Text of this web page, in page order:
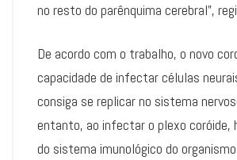
no resto do parênquima cerebral”,
De acordo com o trabalho, o novo
capacidade de infectar células
consiga se replicar no sistema
entanto, ao infectar o plexo coróide,
do sistema imunológico do